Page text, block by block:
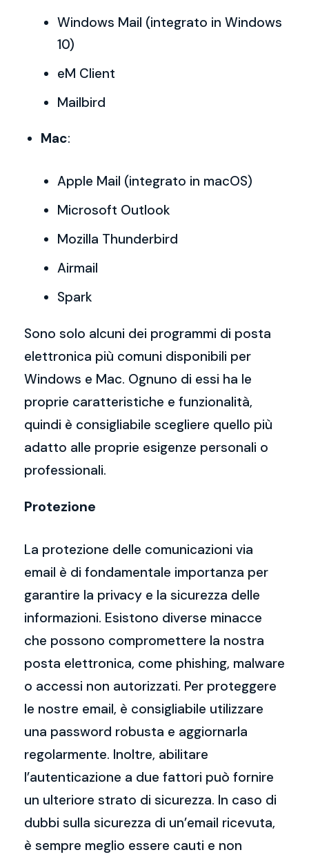
Windows Mail (integrato in Windows
10)
eM Client
Mailbird
Mac:
Apple Mail (integrato in macOS)
Microsoft Outlook
Mozilla Thunderbird
Airmail
Spark
Sono solo alcuni dei programmi di posta
elettronica più comuni disponibili per
Windows e Mac. Ognuno di essi ha le
proprie caratteristiche e funzionalità,
quindi è consigliabile scegliere quello più
adatto alle proprie esigenze personali o
professionali.
Protezione
La protezione delle comunicazioni via
email è di fondamentale importanza per
garantire la privacy e la sicurezza delle
informazioni. Esistono diverse minacce
che possono compromettere la nostra
posta elettronica, come phishing, malware
o accessi non autorizzati. Per proteggere
le nostre email, è consigliabile utilizzare
una password robusta e aggiornarla
regolarmente. Inoltre, abilitare
l’autenticazione a due fattori può fornire
un ulteriore strato di sicurezza. In caso di
dubbi sulla sicurezza di un’email ricevuta,
è sempre meglio essere cauti e non